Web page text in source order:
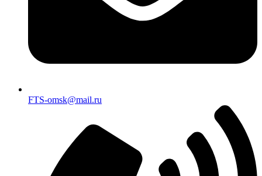
FTS-omsk@mail.ru